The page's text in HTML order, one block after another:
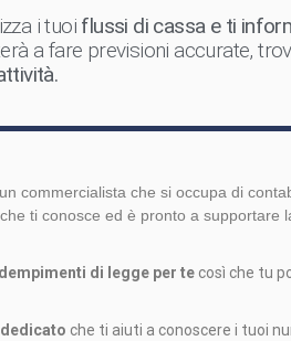
i tuoi flussi di cassa e ti
a fare previsioni accurate,
commercialista che si occupa di
ti conosce ed è pronto a supportare
di legge per tecosì che tu
che ti aiuti a conoscere i tuoi